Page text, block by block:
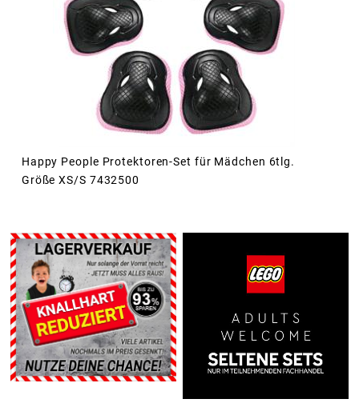
Happy People Protektoren-Set für Mädchen 6tlg.
Größe XS/S 7432500